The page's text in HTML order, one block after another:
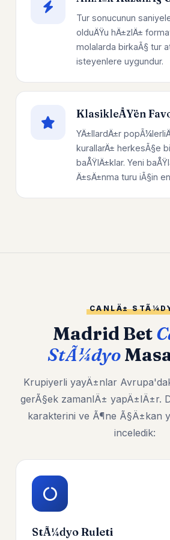
Tur sonucunun
olduÄŸu hÄ±zlÄ±
molalarda birkaÃ§ tur
isteyenlere uygundur.
KlasikleÅŸen
YÄ±llardÄ±r
kurallarÄ± herkesÃ§e
baÅŸlÄ±klar. Yeni
Ä±sÄ±nma turu iÃ§in
CANLÄ±
Madrid Bet
StÃ¼dyo
Krupiyerli yayÄ±nlar
gerÃ§ek zamanlÄ± yapÄ±lÄ±r.
karakterini ve Ã¶ne Ã§Ä±kan
inceledik:
StÃ¼dyo Ruleti